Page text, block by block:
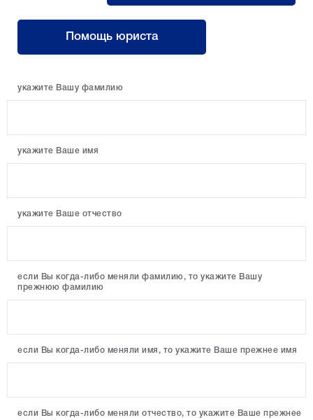
Помощь юриста
укажите Вашу фамилию
укажите Ваше имя
укажите Ваше отчество
если Вы когда-либо меняли фамилию, то укажите Вашу
прежнюю фамилию
если Вы когда-либо меняли имя, то укажите Ваше прежнее имя
если Вы когда-либо меняли отчество, то укажите Ваше прежнее